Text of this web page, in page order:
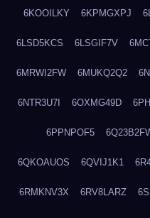
6KOOILKY 6KPMGXPJ
6LSD5KCS 6LSGIF7V
6MRWI2FW 6MUKQ2Q2
6NTR3U7I 6OXMG49D
6PPNPOF5
6QKOAUOS 6QVIJ1K1
6RMKNV3X 6RV8LARZ